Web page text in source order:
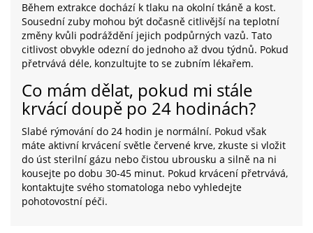
Během extrakce dochází k tlaku na okolní tkáně a kost.
Sousední zuby mohou být dočasně citlivější na teplotní
změny kvůli podráždění jejich podpůrných vazů. Tato
citlivost obvykle odezní do jednoho až dvou týdnů. Pokud
přetrvává déle, konzultujte to se zubním lékařem.
Co mám dělat, pokud mi stále
krvácí doupě po 24 hodinách?
Slabé rýmování do 24 hodin je normální. Pokud však
máte aktivní krvácení světle červené krve, zkuste si vložit
do úst sterilní gázu nebo čistou ubrousku a silně na ni
kousejte po dobu 30-45 minut. Pokud krvácení přetrvává,
kontaktujte svého stomatologa nebo vyhledejte
pohotovostní péči.